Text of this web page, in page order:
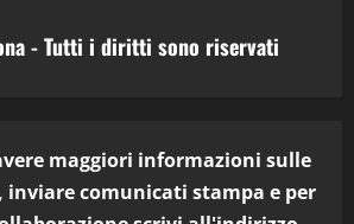
- Tutti i diritti sono riservati
maggiori informazioni sulle
comunicati stampa e per